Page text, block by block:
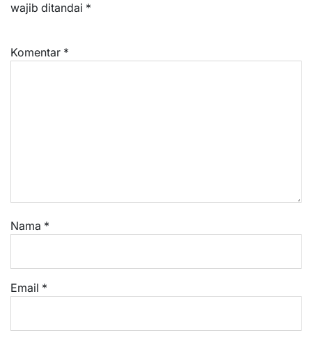
wajib ditandai *
Komentar *
Nama *
Email *